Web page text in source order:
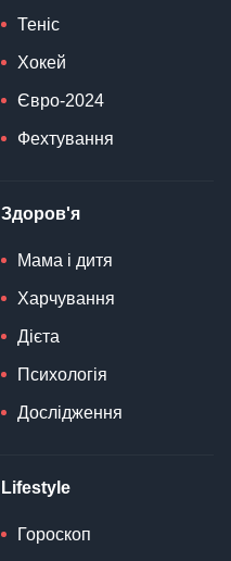
Теніс
Хокей
Євро-2024
Фехтування
Здоров'я
Мама і дитя
Харчування
Дієта
Психологія
Дослідження
Lifestyle
Гороскоп